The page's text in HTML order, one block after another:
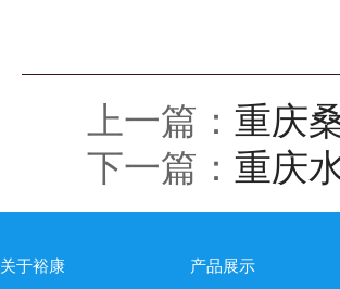
上一篇： 重庆
下一篇： 重庆
关于裕康 产品展示